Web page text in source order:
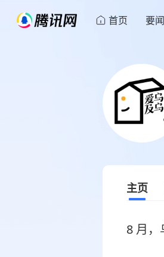
首页 要闻
主页
8 月，